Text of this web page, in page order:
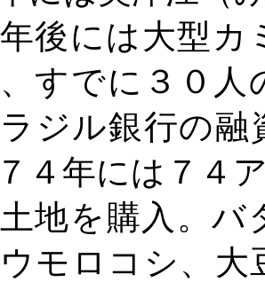
後には大型
すでに３０
ジル銀行の融
４年には７４
地を購入。
モロコシ、